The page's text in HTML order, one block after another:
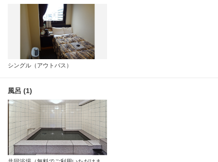
シングル（アウトバス）
風呂 (1)